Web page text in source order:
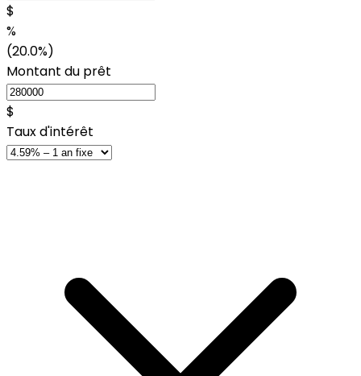
$
%
(20.0%)
Montant du prêt
$
Taux d'intérêt